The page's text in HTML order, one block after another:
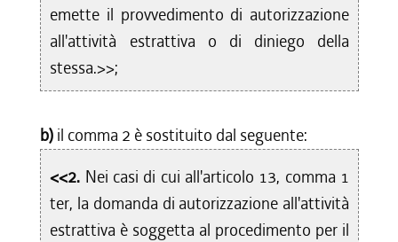
emette il provvedimento di autorizzazione
all'attività estrattiva o di diniego della
stessa.>>;
b) il comma 2 è sostituito dal seguente:
<<2. Nei casi di cui all'articolo 13, comma 1
ter, la domanda di autorizzazione all'attività
estrattiva è soggetta al procedimento per il